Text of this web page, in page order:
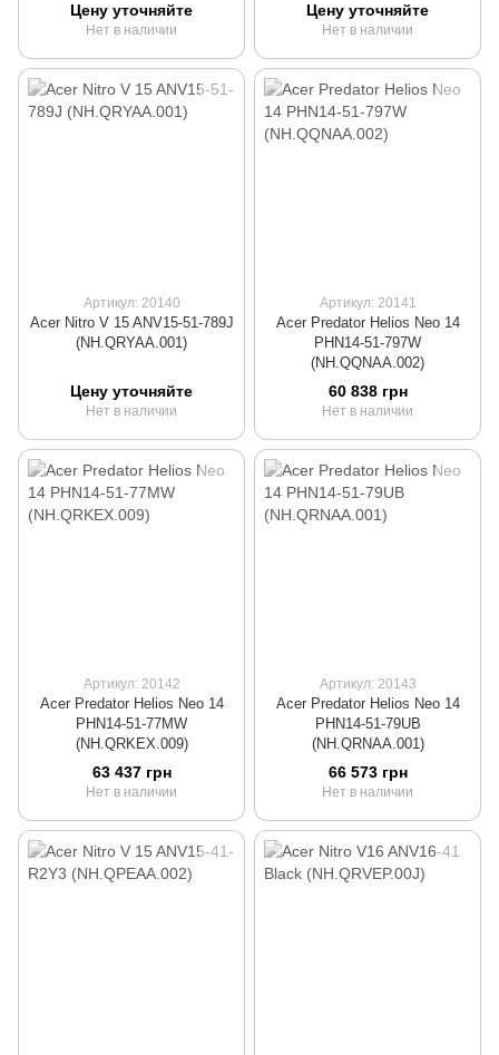
Цену уточняйте
Нет в наличии
Цену уточняйте
Нет в наличии
Артикул: 20140
Acer Nitro V 15 ANV15-51-789J
(NH.QRYAA.001)
Цену уточняйте
Нет в наличии
Артикул: 20141
Acer Predator Helios Neo 14
PHN14-51-797W
(NH.QQNAA.002)
60 838 грн
Нет в наличии
Артикул: 20142
Acer Predator Helios Neo 14
PHN14-51-77MW
(NH.QRKEX.009)
63 437 грн
Нет в наличии
Артикул: 20143
Acer Predator Helios Neo 14
PHN14-51-79UB
(NH.QRNAA.001)
66 573 грн
Нет в наличии